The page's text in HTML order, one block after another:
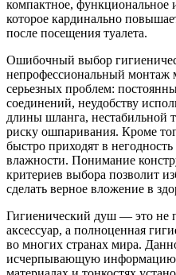
компактное, функциональное
которое кардинально
после посещения туалета.
Ошибочный выбор
непрофессиональный монтаж
серьезных проблем:
соединений, неудобству
длины шланга, нестабильной
риску ошпаривания. Кроме
быстро приходят в
влажности. Понимание
критериев выбора позволит
сделать верное вложение в
Гигиенический душ — это не
аксессуар, а полноценная
во многих странах мира.
исчерпывающую информацию